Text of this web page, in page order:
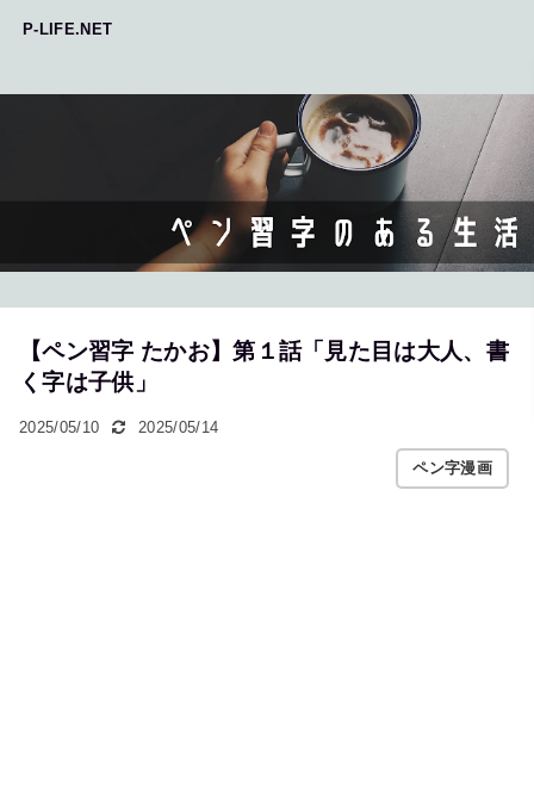
P-LIFE.NET
【ペン習字 たかお】第１話「見た目は大人、書
く字は子供」
2025/05/10 2025/05/14
ペン字漫画